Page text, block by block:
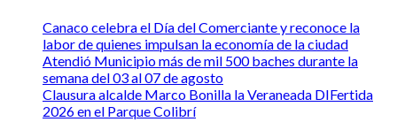
Canaco celebra el Día del Comerciante y reconoce la
labor de quienes impulsan la economía de la ciudad
Atendió Municipio más de mil 500 baches durante la
semana del 03 al 07 de agosto
Clausura alcalde Marco Bonilla la Veraneada DIFertida
2026 en el Parque Colibrí